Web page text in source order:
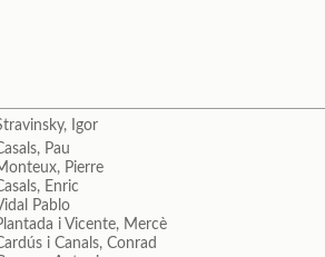
Igor
Pau
Pierre
Enric
Pablo
i Vicente, Mercè
i Canals, Conrad